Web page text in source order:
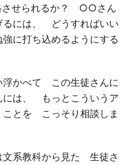
せられるか？ ○○さん
るには、 どうすればいい
に打ち込めるようにする
かべて この生徒さんに
は、 もっとこういうア
とを こっそり相談しま
系教科から見た 生徒さ